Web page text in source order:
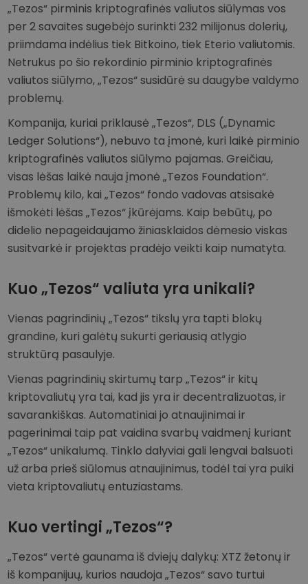
„Tezos“ pirminis kriptografinės valiutos siūlymas vos
per 2 savaites sugebėjo surinkti 232 milijonus dolerių,
priimdama indėlius tiek Bitkoino, tiek Eterio valiutomis.
Netrukus po šio rekordinio pirminio kriptografinės
valiutos siūlymo, „Tezos“ susidūrė su daugybe valdymo
problemų.
Kompanija, kuriai priklausė „Tezos“, DLS („Dynamic
Ledger Solutions“), nebuvo ta įmonė, kuri laikė pirminio
kriptografinės valiutos siūlymo pajamas. Greičiau,
visas lėšas laikė nauja įmonė „Tezos Foundation“.
Problemų kilo, kai „Tezos“ fondo vadovas atsisakė
išmokėti lėšas „Tezos“ įkūrėjams. Kaip bebūtų, po
didelio nepageidaujamo žiniasklaidos dėmesio viskas
susitvarkė ir projektas pradėjo veikti kaip numatyta.
Kuo „Tezos“ valiuta yra unikali?
Vienas pagrindinių „Tezos“ tikslų yra tapti blokų
grandine, kuri galėtų sukurti geriausią atlygio
struktūrą pasaulyje.
Vienas pagrindinių skirtumų tarp „Tezos“ ir kitų
kriptovaliutų yra tai, kad jis yra ir decentralizuotas, ir
savarankiškas. Automatiniai jo atnaujinimai ir
pagerinimai taip pat vaidina svarbų vaidmenį kuriant
„Tezos“ unikalumą. Tinklo dalyviai gali lengvai balsuoti
už arba prieš siūlomus atnaujinimus, todėl tai yra puiki
vieta kriptovaliutų entuziastams.
Kuo vertingi „Tezos“?
„Tezos“ vertė gaunama iš dviejų dalykų: XTZ žetonų ir
iš kompanijuų, kurios naudoja „Tezos“ savo turtui